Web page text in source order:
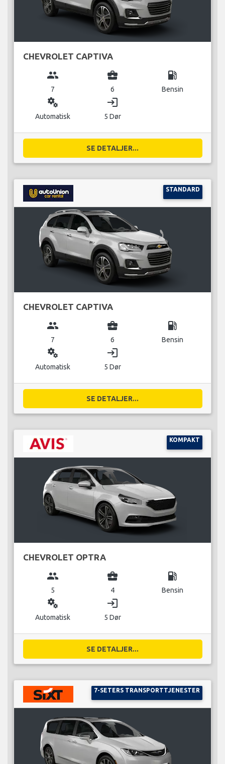
CHEVROLET CAPTIVA
group
7
business_center
6
local_gas_station
Bensin
miscellaneous_services
Automatisk
login
5 Dør
SE DETALJER...
STANDARD
CHEVROLET CAPTIVA
group
7
business_center
6
local_gas_station
Bensin
miscellaneous_services
Automatisk
login
5 Dør
SE DETALJER...
KOMPAKT
CHEVROLET OPTRA
group
5
business_center
4
local_gas_station
Bensin
miscellaneous_services
Automatisk
login
5 Dør
SE DETALJER...
7-SETERS TRANSPORTTJENESTER